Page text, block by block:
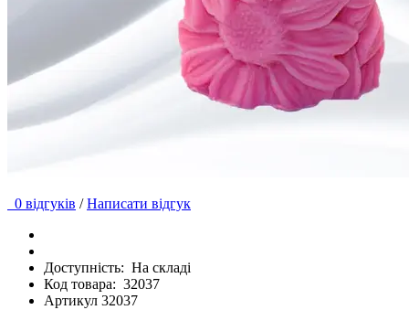
0 відгуків / Написати відгук
Доступність: На складі
Код товара: 32037
Артикул 32037